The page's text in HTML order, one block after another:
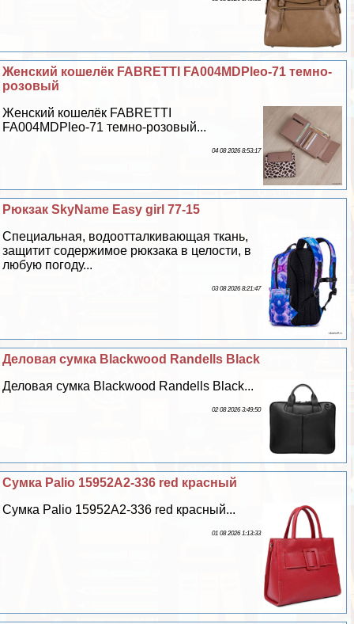
Женский кошелёк FABRETTI FA004MDPleo-71 темно-
розовый
Женский кошелёк FABRETTI
FA004MDPleo-71 темно-розовый...
04 08 2026 8:53:17
Рюкзак SkyName Easy girl 77-15
Специальная, водоотталкивающая ткань,
защитит содержимое рюкзака в целости, в
любую погоду...
03 08 2026 8:21:47
Деловая сумка Blackwood Randells Black
Деловая сумка Blackwood Randells Black...
02 08 2026 3:49:50
Сумка Palio 15952A2-336 red красный
Сумка Palio 15952A2-336 red красный...
01 08 2026 1:13:33